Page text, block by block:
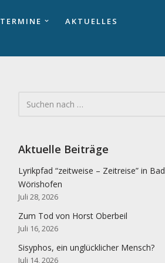
TERMINE
AKTUELLES
Aktuelle Beiträge
Lyrikpfad “zeitweise – Zeitreise” in Bad
Wörishofen
Juli 28, 2026
Zum Tod von Horst Oberbeil
Juli 16, 2026
Sisyphos, ein unglücklicher Mensch?
Juli 14, 2026